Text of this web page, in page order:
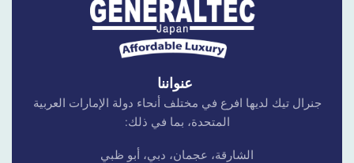
عنواننا
جنرال تيك لديها افرع في مختلف أنحاء دولة الإمارات العربية
المتحدة، بما في ذلك:
الشارقة، عجمان، دبي، أبو ظبي